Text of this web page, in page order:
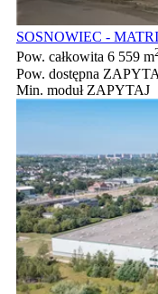
SOSNOWIEC -
Pow. całkowita 6 559 m
Pow. dostępna
Min. moduł ZAPYTAJ